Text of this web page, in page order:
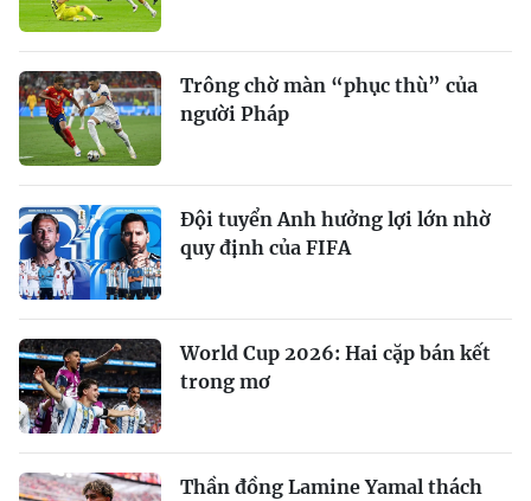
Trông chờ màn “phục thù” của
người Pháp
Đội tuyển Anh hưởng lợi lớn nhờ
quy định của FIFA
World Cup 2026: Hai cặp bán kết
trong mơ
Thần đồng Lamine Yamal thách